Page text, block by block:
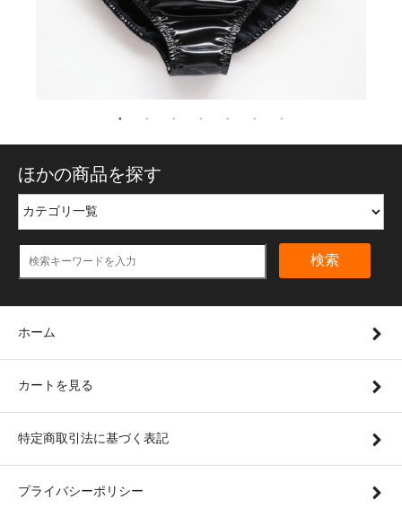
ほかの商品を探す
検索
ホーム
カートを見る
特定商取引法に基づく表記
プライバシーポリシー